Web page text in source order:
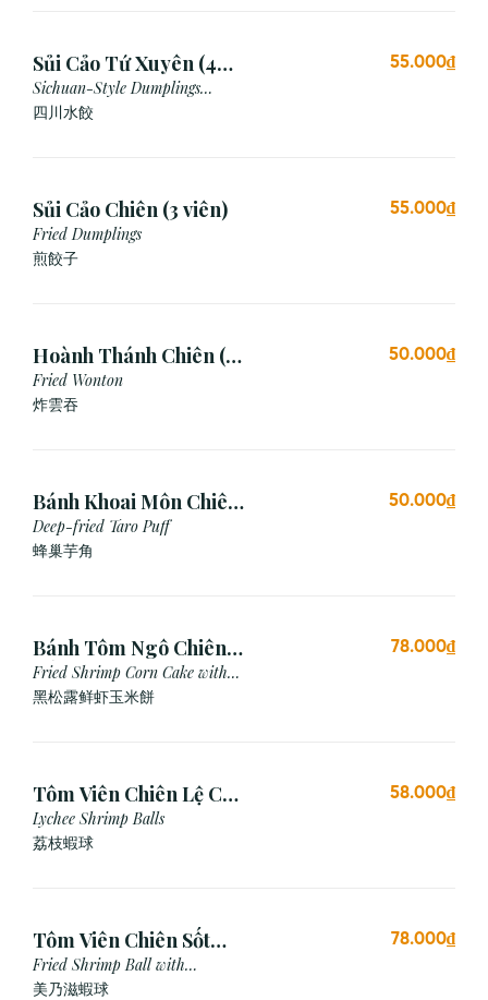
Sủi Cảo Tứ Xuyên (4
viên)
Sichuan-Style Dumplings
(Spicy)
四川水餃
55.000₫
Sủi Cảo Chiên (3 viên)
Fried Dumplings
煎餃子
55.000₫
Hoành Thánh Chiên (3
viên)
Fried Wonton
炸雲吞
50.000₫
Bánh Khoai Môn Chiên
Xù (3 viên)
Deep-fried Taro Puff
蜂巢芋角
50.000₫
Bánh Tôm Ngô Chiên
Nấm Truffle (3 viên)
Fried Shrimp Corn Cake with
Truffle
黑松露鲜虾玉米餅
78.000₫
Tôm Viên Chiên Lệ Chi
(3 viên)
Lychee Shrimp Balls
荔枝蝦球
58.000₫
Tôm Viên Chiên Sốt
Mayonnaise (3 viên)
Fried Shrimp Ball with
Mayonnaise Sauce
美乃滋蝦球
78.000₫